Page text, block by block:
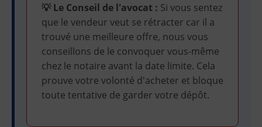
💡 Le Conseil de l'avocat : Si vous sentez
que le vendeur veut se rétracter car il a
trouvé une meilleure offre, nous vous
conseillons de le convoquer vous-même
chez le notaire avant la date limite. Cela
prouve votre volonté d'acheter et bloque
toute tentative de garder votre dépôt.